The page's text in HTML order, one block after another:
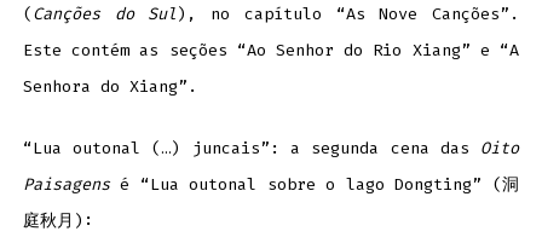
(Canções do Sul), no capítulo “As Nove Canções”.
Este contém as seções “Ao Senhor do Rio Xiang” e “A
Senhora do Xiang”.
“Lua outonal (…) juncais”: a segunda cena das Oito
Paisagensé “Lua outonal sobre o lago Dongting” (洞
庭秋月):